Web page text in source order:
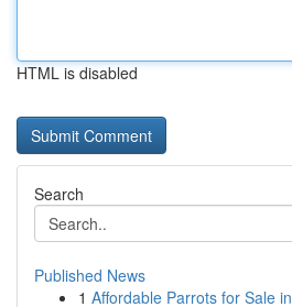
HTML is disabled
Search
Published News
1 Affordable Parrots for Sale